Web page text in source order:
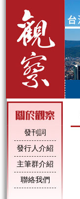
發刊詞
發行人介紹
主筆群介紹
聯絡我們